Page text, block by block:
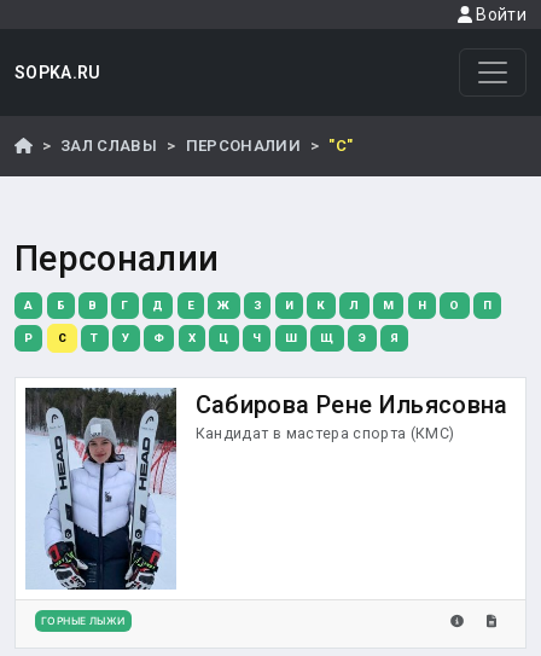
Войти
SOPKA.RU
ЗАЛ СЛАВЫ ПЕРСОНАЛИИ "С"
Персоналии
А Б В Г Д Е Ж З И К Л М Н О П
Р С Т У Ф Х Ц Ч Ш Щ Э Я
Сабирова Рене Ильясовна
Кандидат в мастера спорта (КМС)
ГОРНЫЕ ЛЫЖИ